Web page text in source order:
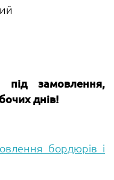
замовлення,
днів!
бордюрів і